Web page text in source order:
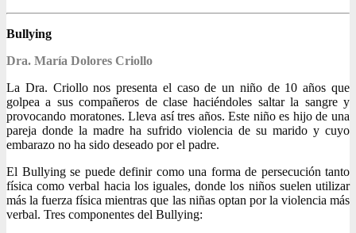
Bullying
Dra. María Dolores Criollo
La Dra. Criollo nos presenta el caso de un niño de 10 años que
golpea a sus compañeros de clase haciéndoles saltar la sangre y
provocando moratones. Lleva así tres años. Este niño es hijo de una
pareja donde la madre ha sufrido violencia de su marido y cuyo
embarazo no ha sido deseado por el padre.
El Bullying se puede definir como una forma de persecución tanto
física como verbal hacia los iguales, donde los niños suelen utilizar
más la fuerza física mientras que las niñas optan por la violencia más
verbal. Tres componentes del Bullying: